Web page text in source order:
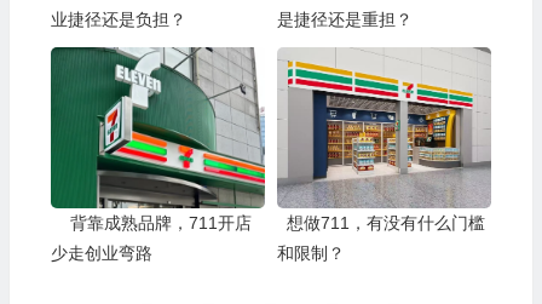
业捷径还是负担？
是捷径还是重担？
背靠成熟品牌，711开店
少走创业弯路
想做711，有没有什么门槛
和限制？